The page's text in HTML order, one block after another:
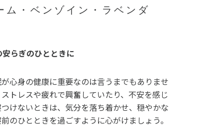
ム・ベンゾイン・ラベンダ
らぎのひとときに
心身の健康に重要なのは言うまでもありませ
トレスや疲れで興奮していたり、不安を感じ
けないときは、気分を落ち着かせ、穏やかな
のひとときを過ごすように心がけましょう。